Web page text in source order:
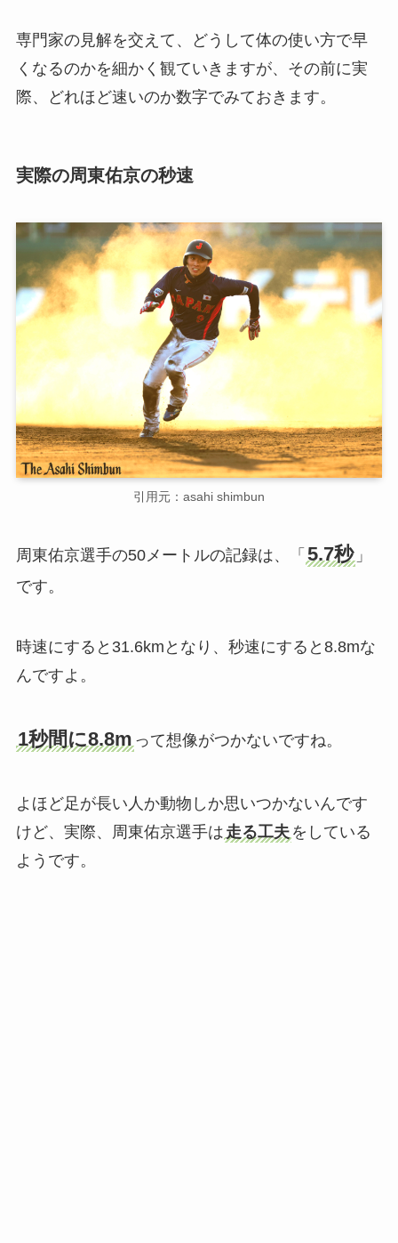
専門家の見解を交えて、どうして体の使い方で早
くなるのかを細かく観ていきますが、その前に実
際、どれほど速いのか数字でみておきます。
実際の周東佑京の秒速
引用元：asahi shimbun
周東佑京選手の50メートルの記録は、「 5.7秒 」
です。
時速にすると31.6kmとなり、秒速にすると8.8mな
んですよ。
1秒間に8.8m って想像がつかないですね。
よほど足が長い人か動物しか思いつかないんです
けど、実際、周東佑京選手は 走る工夫 をしている
ようです。